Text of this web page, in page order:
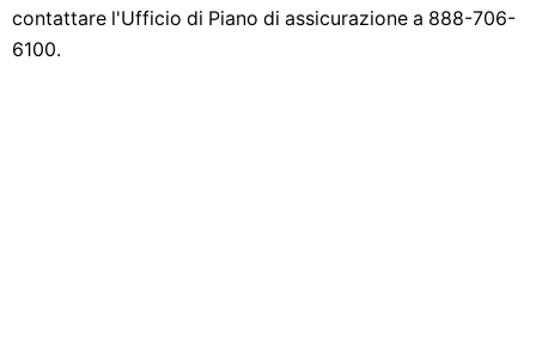
contattare l'Ufficio di Piano di assicurazione a 888-706-
6100.